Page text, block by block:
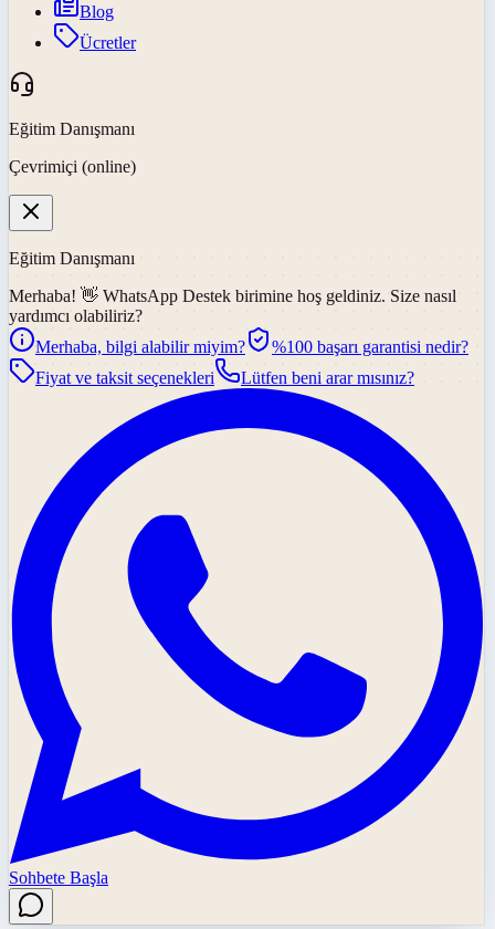
Blog
Ücretler
Eğitim Danışmanı
Çevrimiçi (online)
Eğitim Danışmanı
Merhaba! 👋 WhatsApp Destek birimine hoş geldiniz. Size nasıl
yardımcı olabiliriz?
Merhaba, bilgi alabilir miyim?
%100 başarı garantisi nedir?
Fiyat ve taksit seçenekleri
Lütfen beni arar mısınız?
Sohbete Başla